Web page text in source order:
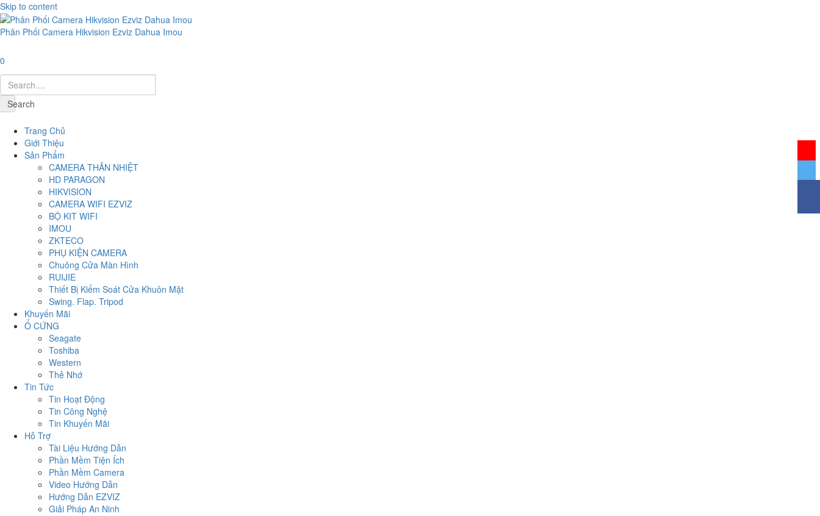
Skip to content
Phân Phối Camera Hikvision Ezviz Dahua Imou
0
Search
Trang Chủ
Giới Thiệu
Sản Phẩm
CAMERA THÂN NHIỆT
HD PARAGON
HIKVISION
CAMERA WIFI EZVIZ
BỘ KIT WIFI
IMOU
ZKTECO
PHỤ KIỆN CAMERA
Chuông Cửa Màn Hình
RUIJIE
Thiết Bị Kiểm Soát Cửa Khuôn Mặt
Swing. Flap. Tripod
Khuyến Mãi
Ổ CỨNG
Seagate
Toshiba
Western
Thẻ Nhớ
Tin Tức
Tin Hoạt Động
Tin Công Nghệ
Tin Khuyến Mãi
Hỗ Trợ
Tài Liệu Hướng Dẫn
Phần Mềm Tiện Ích
Phần Mềm Camera
Video Hướng Dẫn
Hướng Dẫn EZVIZ
Giải Pháp An Ninh